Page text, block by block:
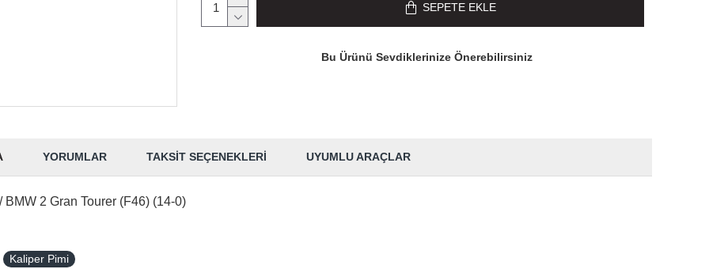
SEPETE EKLE
Bu Ürünü Sevdiklerinize Önerebilirsiniz
YORUMLAR TAKSIT SEÇENEKLERI UYUMLU ARAÇLAR
2 Gran Tourer (F46) (14-0)
Kaliper Pimi